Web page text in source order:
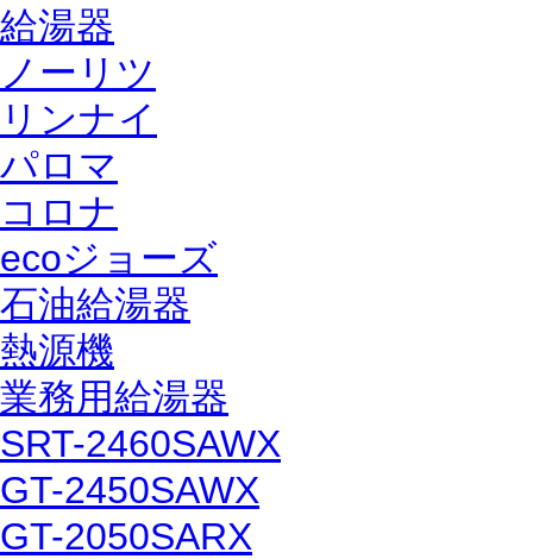
給湯器
ノーリツ
リンナイ
パロマ
コロナ
ecoジョーズ
石油給湯器
熱源機
業務用給湯器
SRT-2460SAWX
GT-2450SAWX
GT-2050SARX